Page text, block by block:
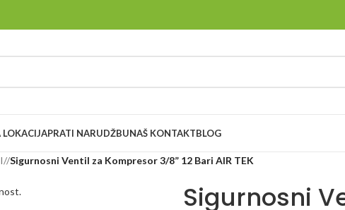
LOKACIJAPRATI NARUDŽBUNAŠ KONTAKTBLOG
/ Sigurnosni Ventil za Kompresor 3/8” 12 Bari AIR TEK
Sigurnosni